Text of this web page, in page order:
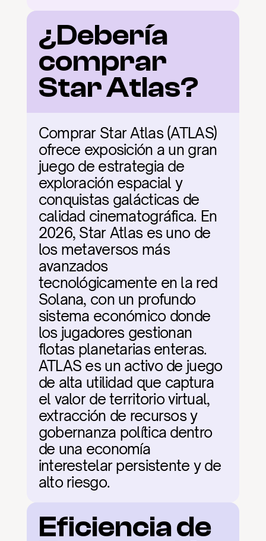
¿Debería
comprar
Star Atlas?
Comprar Star Atlas (ATLAS)
ofrece exposición a un gran
juego de estrategia de
exploración espacial y
conquistas galácticas de
calidad cinematográfica. En
2026, Star Atlas es uno de
los metaversos más
avanzados
tecnológicamente en la red
Solana, con un profundo
sistema económico donde
los jugadores gestionan
flotas planetarias enteras.
ATLAS es un activo de juego
de alta utilidad que captura
el valor de territorio virtual,
extracción de recursos y
gobernanza política dentro
de una economía
interestelar persistente y de
alto riesgo.
Eficiencia de